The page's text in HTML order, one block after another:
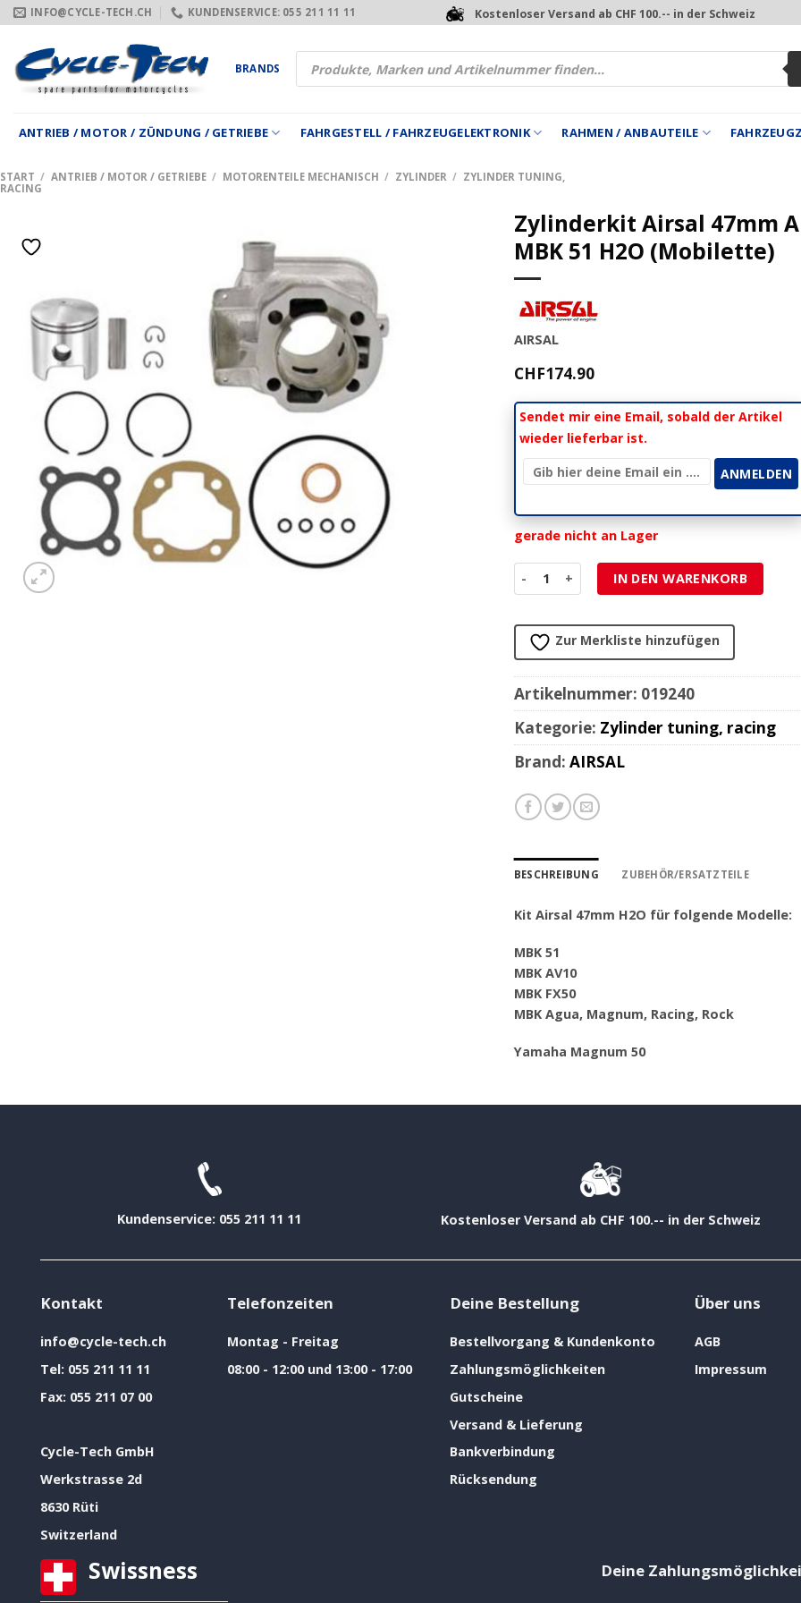
Zum
Inhalt
springen
INFO@CYCLE-TECH.CH KUNDENSERVICE: 055 211 11 11 Kostenloser Versand ab CHF 100.-- in der Schweiz
BRANDS
Products
search
ANTRIEB / MOTOR / ZÜNDUNG / GETRIEBE FAHRGESTELL / FAHRZEUGELEKTRONIK RAHMEN / ANBAUTEILE
START / ANTRIEB / MOTOR / GETRIEBE / MOTORENTEILE MECHANISCH / ZYLINDER / ZYLINDER TUNING,
RACING
Zylinderkit Airsal 47mm
MBK 51 H2O (Mobilette)
AIRSAL
CHF174.90
Sendet mir eine Email, sobald der Artikel
wieder lieferbar ist.
gerade nicht an Lager
Zylinderkit Airsal 47mm Alu MBK 51 H2O
IN DEN WARENKORB
Zur Merkliste hinzufügen
Artikelnummer: 019240
Kategorie: Zylinder tuning, racing
Brand: AIRSAL
BESCHREIBUNG ZUBEHÖR/ERSATZTEILE
Kit Airsal 47mm H2O für folgende Modelle:
MBK 51
MBK AV10
MBK FX50
MBK Agua, Magnum, Racing, Rock
Yamaha Magnum 50
Kundenservice: 055 211 11 11 Kostenloser Versand ab CHF 100.-- in der Schweiz
Kontakt
info@cycle-tech.ch
Tel: 055 211 11 11
Fax: 055 211 07 00
Cycle-Tech GmbH
Werkstrasse 2d
8630 Rüti
Switzerland
Telefonzeiten
Montag - Freitag
08:00 - 12:00 und 13:00 - 17:00
Deine Bestellung
Bestellvorgang & Kundenkonto
Zahlungsmöglichkeiten
Gutscheine
Versand & Lieferung
Bankverbindung
Rücksendung
Über uns
AGB
Impressum
Swissness Deine